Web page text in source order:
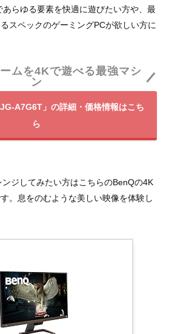
あらゆる要素を快適に遊びたい方や、最
スペックのゲーミングPCが欲しい方に
ムを4Kで遊べる最強マシ
ン
JG-A7G6T」の詳細・価格情報はこち
ら
ジしてみたい方はこちらのBenQの4K
。息をのむような美しい映像を体験し